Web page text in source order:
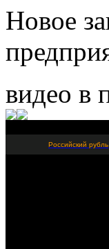
Новое
видео в
Российский рубль